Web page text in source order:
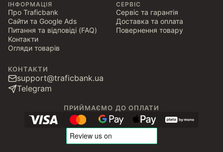
ІНФОРМАЦІЯ
Про Traficbank
Сайти та Google Ads
Питання та відповіді (FAQ)
Контакти
Огляди товарів
СЕРВІС
Сервіс та гарантія
Доставка та оплата
Повернення товару
КОНТАКТИ
support@traficbank.ua
Telegram
ПРИЙМАЄМО ДО ОПЛАТИ